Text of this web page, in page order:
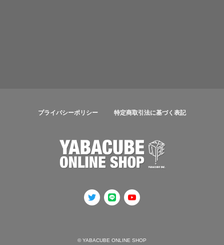
プライバシーポリシー 特定商取引法に基づく表記
© YABACUBE ONLINE SHOP